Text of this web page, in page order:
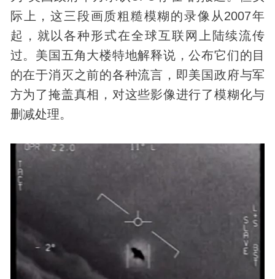
际上，这三段画质粗糙模糊的录像从2007年
起，就以各种形式在全球互联网上陆续流传
过。美国五角大楼特地解释说，公布它们的目
的在于消灭之前的各种流言，即美国政府与军
方为了掩盖真相，对这些影像进行了模糊化与
删减处理。